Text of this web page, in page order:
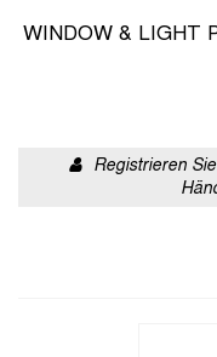
WINDOW & LIGHT
Registrieren